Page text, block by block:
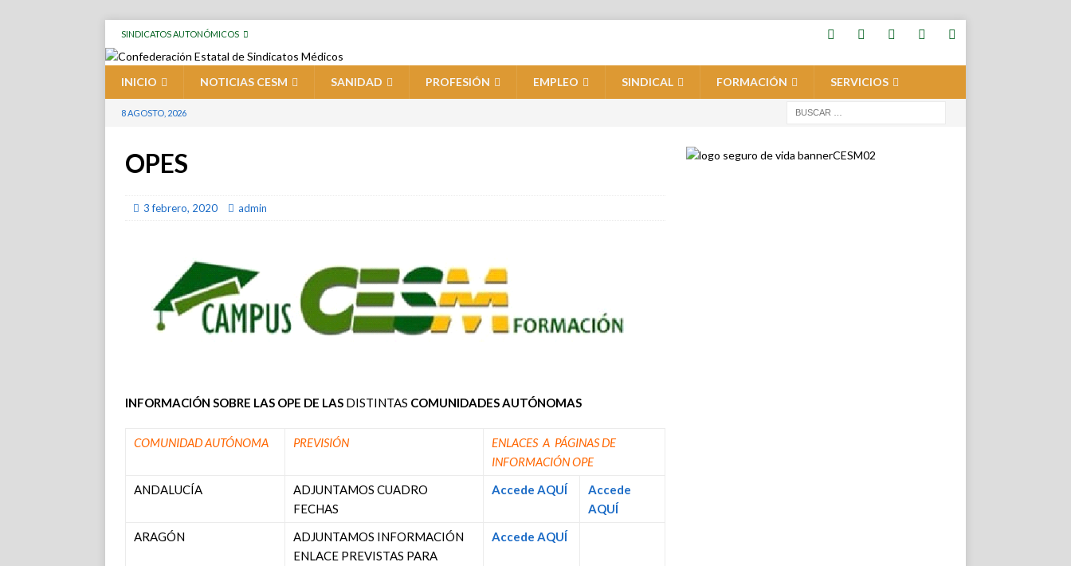
SINDICATOS AUTONÓMICOS
INICIO NOTICIAS CESM SANIDAD PROFESIÓN EMPLEO SINDICAL FORMACIÓN SERVICIOS
8 AGOSTO, 2026
OPES
3 febrero, 2020 admin
INFORMACIÓN SOBRE LAS OPE DE LAS DISTINTAS COMUNIDADES AUTÓNOMAS
COMUNIDAD AUTÓNOMA PREVISIÓN
ENLACES A PÁGINAS DE
INFORMACIÓN OPE
ANDALUCÍA
ADJUNTAMOS CUADRO
FECHAS
Accede AQUÍ
Accede
AQUÍ
ARAGÓN
ADJUNTAMOS INFORMACIÓN
ENLACE PREVISTAS PARA
Accede AQUÍ